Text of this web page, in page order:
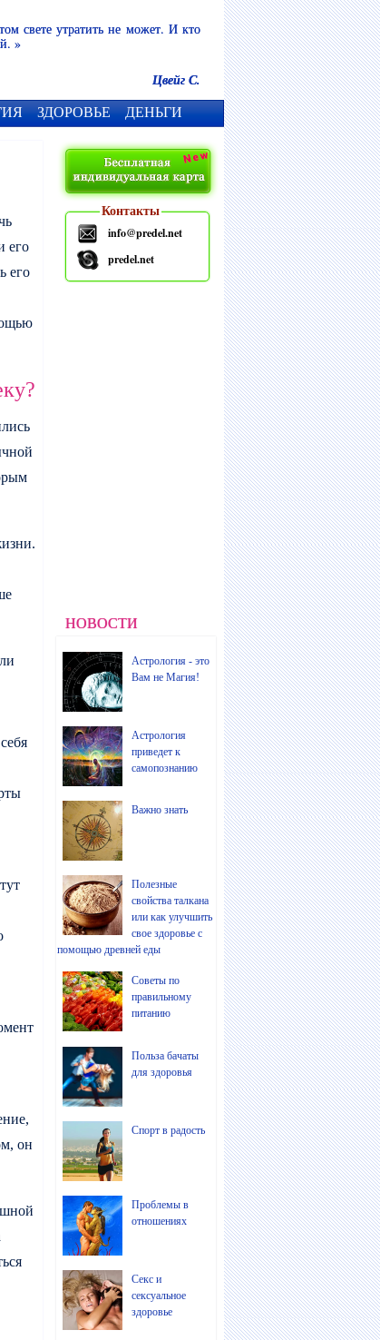
свете утратить не может. И кто
»
Цвейг С.
ЗДОРОВЬЕ ДЕНЬГИ
его
его
он
Контакты
info@predel.net
predel.net
НОВОСТИ
Астрология - это
Вам не Магия!
Астрология
приведет к
самопознанию
Важно знать
Полезные
свойства талкана
или как улучшить
свое здоровье с
помощью древней еды
Советы по
правильному
питанию
Польза бачаты
для здоровья
Спорт в радость
Проблемы в
отношениях
Секс и
сексуальное
здоровье